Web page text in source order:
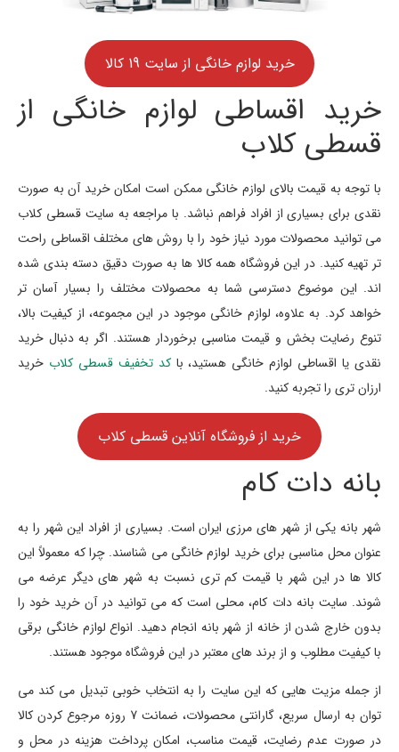
خرید لوازم خانگی از سایت 19 کالا
خرید اقساطی لوازم خانگی از
قسطی کلاب
با توجه به قیمت بالای لوازم خانگی ممکن است امکان خرید آن به صورت
نقدی برای بسیاری از افراد فراهم نباشد. با مراجعه به سایت قسطی کلاب
می توانید محصولات مورد نیاز خود را با روش های مختلف اقساطی راحت
تر تهیه کنید. در این فروشگاه همه کالا ها به صورت دقیق دسته بندی شده
اند. این موضوع دسترسی شما به محصولات مختلف را بسیار آسان تر
خواهد کرد. به علاوه، لوازم خانگی موجود در این مجموعه، از کیفیت بالا،
تنوع رضایت بخش و قیمت مناسبی برخوردار هستند. اگر به دنبال خرید
نقدی یا اقساطی لوازم خانگی هستید، باکد تخفیف قسطی کلاب خرید
ارزان تری را تجربه کنید.
خرید از فروشگاه آنلاین قسطی کلاب
بانه دات کام
شهر بانه یکی از شهر های مرزی ایران است. بسیاری از افراد این شهر را به
عنوان محل مناسبی برای خرید لوازم خانگی می شناسند. چرا که معمولاً این
کالا ها در این شهر با قیمت کم تری نسبت به شهر های دیگر عرضه می
شوند. سایت بانه دات کام، محلی است که می توانید در آن خرید خود را
بدون خارج شدن از خانه از شهر بانه انجام دهید. انواع لوازم خانگی برقی
با کیفیت مطلوب و از برند های معتبر در این فروشگاه موجود هستند.
از جمله مزیت هایی که این سایت را به انتخاب خوبی تبدیل می کند می
توان به ارسال سریع، گارانتی محصولات، ضمانت 7 روزه مرجوع کردن کالا
در صورت عدم رضایت، قیمت مناسب، امکان پرداخت هزینه در محل و